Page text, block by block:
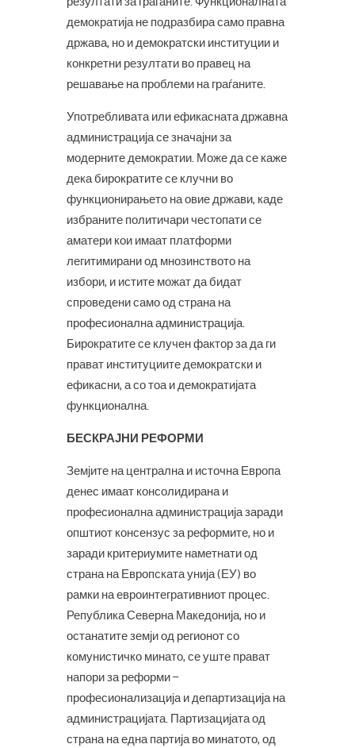
демократија не подразбира само правна
држава, но и демократски институции и
конкретни резултати во правец на
решавање на проблеми на граѓаните.
Употребливата или ефикасната државна
администрација се значајни за
модерните демократии. Може да се каже
дека бирократите се клучни во
функционирањето на овие држави, каде
избраните политичари честопати се
аматери кои имаат платформи
легитимирани од мнозинството на
избори, и истите можат да бидат
спроведени само од страна на
професионална администрација.
Бирократите се клучен фактор за да ги
прават институциите демократски и
ефикасни, а со тоа и демократијата
функционална.
БЕСКРАЈНИ РЕФОРМИ
Земјите на централна и источна Европа
денес имаат консолидирана и
професионална администрација заради
општиот консензус за реформите, но и
заради критериумите наметнати од
страна на Европската унија (ЕУ) во
рамки на евроинтегративниот процес.
Република Северна Македонија, но и
останатите земји од регионот со
комунистичко минато, се уште прават
напори за реформи –
професионализација и департизација на
администрацијата. Партизацијата од
страна на една партија во минатото, од